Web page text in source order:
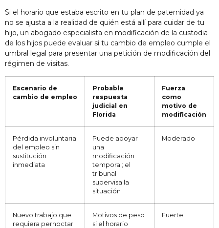
Si el horario que estaba escrito en tu plan de paternidad ya
no se ajusta a la realidad de quién está allí para cuidar de tu
hijo, un abogado especialista en modificación de la custodia
de los hijos puede evaluar si tu cambio de empleo cumple el
umbral legal para presentar una petición de modificación del
régimen de visitas.
Escenario de
cambio de empleo
Probable
respuesta
judicial en
Florida
Fuerza
como
motivo de
modificación
Pérdida involuntaria
del empleo sin
sustitución
inmediata
Puede apoyar
una
modificación
temporal; el
tribunal
supervisa la
situación
Moderado
Nuevo trabajo que
requiera pernoctar
Motivos de peso
si el horario
Fuerte